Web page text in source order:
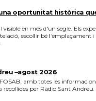
una oportunitat històrica
en més d'un segle. Els
escollir bé l'emplaçament i
–agost 2026
amb totes les
recollides per Ràdio Sant Andreu.